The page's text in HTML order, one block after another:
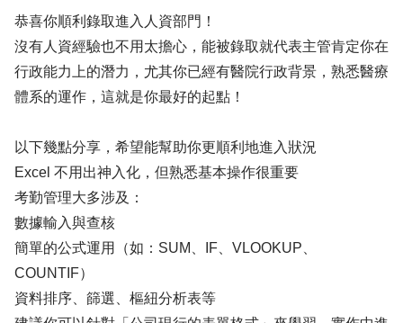
恭喜你順利錄取進入人資部門！
沒有人資經驗也不用太擔心，能被錄取就代表主管肯定你在
行政能力上的潛力，尤其你已經有醫院行政背景，熟悉醫療
體系的運作，這就是你最好的起點！
以下幾點分享，希望能幫助你更順利地進入狀況
Excel 不用出神入化，但熟悉基本操作很重要
考勤管理大多涉及：
數據輸入與查核
簡單的公式運用（如：SUM、IF、VLOOKUP、
COUNTIF）
資料排序、篩選、樞紐分析表等